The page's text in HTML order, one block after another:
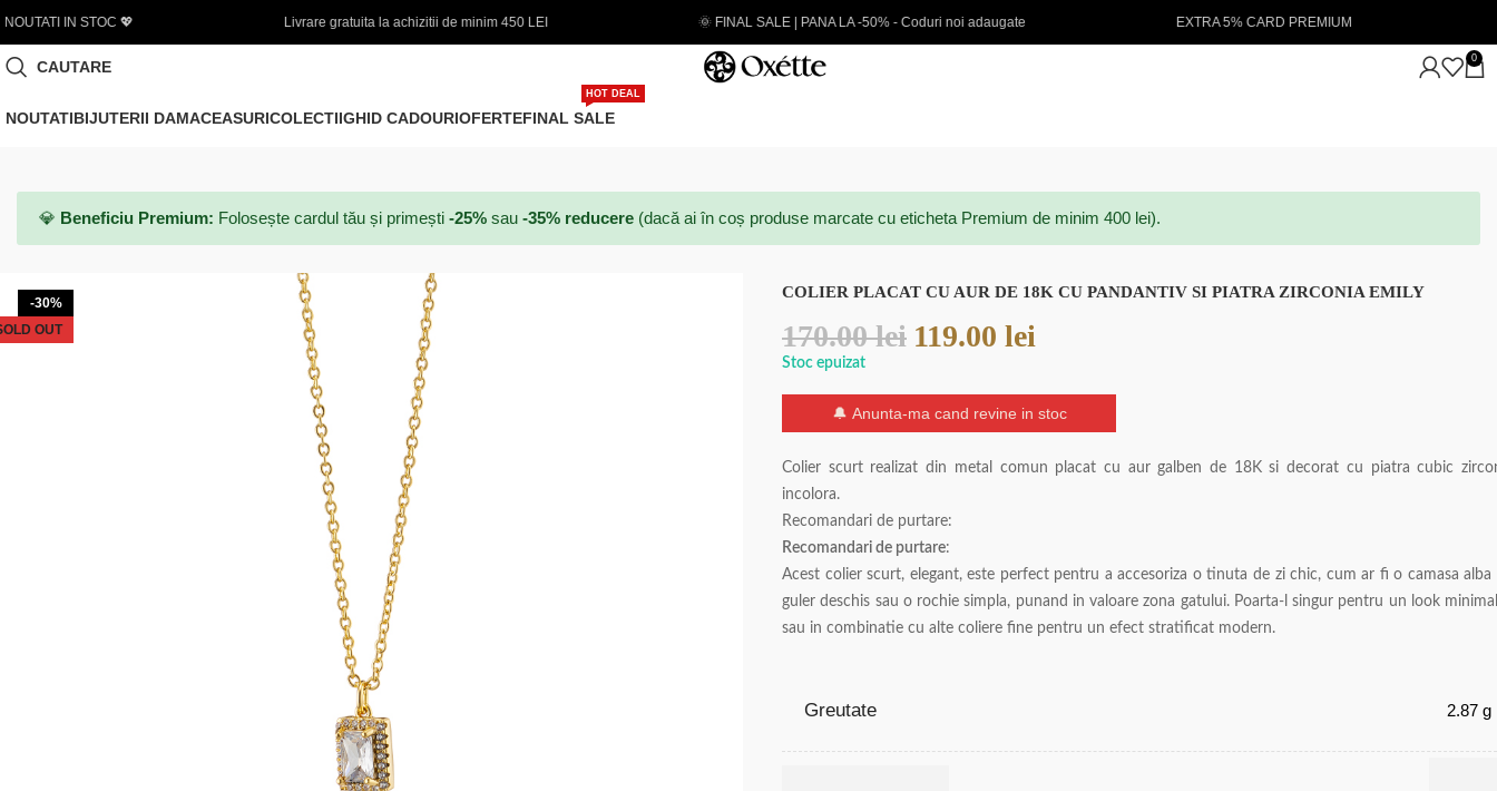
Livrare gratuita la achizitii de minim 450 LEI 🌞 FINAL SALE | PANA LA -50% - Coduri noi adaugate EXTRA 5% CARD PREMIUM NOUTATI IN STOC 💖
CAUTARE 0
NOUTATIBIJUTERII DAMACEASURICOLECTIIGHID CADOURIOFERTEFINAL SALE
HOT DEAL
💎 Beneficiu Premium: Folosește cardul tău și primești -25% sau -35% reducere (dacă ai în coș produse marcate cu eticheta Premium de minim 400 lei).
-30%
OUT
COLIER PLACAT CU AUR DE 18K CU PANDANTIV SI PIATRA ZIRCONIA EMILY
170.00lei 119.00 lei
Stoc epuizat
🔔 Anunta-ma cand revine in stoc
Colier scurt realizat din metal comun placat cu aur galben de 18K si decorat cu piatra cubic
incolora.
Recomandari de purtare:
Recomandari de purtare:
Acest colier scurt, elegant, este perfect pentru a accesoriza o tinuta de zi chic, cum ar fi o camasa alba
guler deschis sau o rochie simpla, punand in valoare zona gatului. Poarta-l singur pentru un look
sau in combinatie cu alte coliere fine pentru un efect stratificat modern.
Greutate 2.87 g